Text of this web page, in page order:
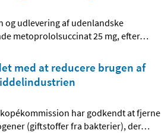
udlevering af udenlandske
metoprololsuccinat 25 mg, efter…
med at reducere brugen af
har godkendt at fjerne
(giftstoffer fra bakterier), der…